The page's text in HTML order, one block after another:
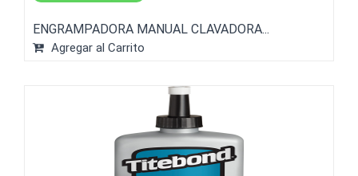
ENGRAMPADORA MANUAL CLAVADORA...
Agregar al Carrito